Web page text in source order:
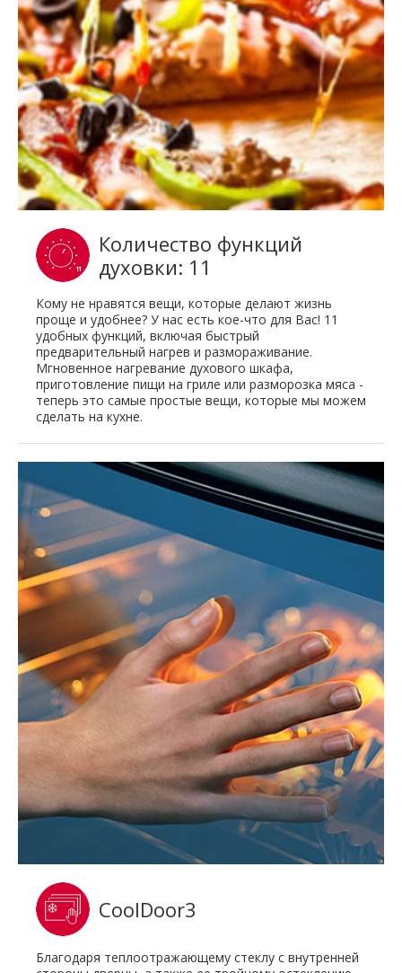
Количество функций
духовки: 11
Кому не нравятся вещи, которые делают жизнь
проще и удобнее? У нас есть кое-что для Вас! 11
удобных функций, включая быстрый
предварительный нагрев и размораживание.
Мгновенное нагревание духового шкафа,
приготовление пищи на гриле или разморозка мяса -
теперь это самые простые вещи, которые мы можем
сделать на кухне.
CoolDoor3
Благодаря теплоотражающему стеклу с внутренней